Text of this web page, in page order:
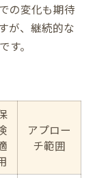
の変化も期待
が、継続的な
。
アプロー
チ範囲